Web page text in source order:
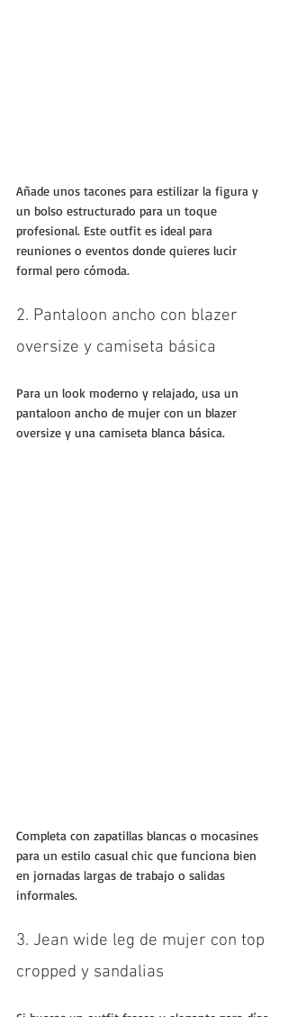
Añade unos tacones para estilizar la figura y
un bolso estructurado para un toque
profesional. Este outfit es ideal para
reuniones o eventos donde quieres lucir
formal pero cómoda.
2. Pantaloon ancho con blazer
oversize y camiseta básica
Para un look moderno y relajado, usa un
pantaloon ancho de mujer con un blazer
oversize y una camiseta blanca básica.
Completa con zapatillas blancas o mocasines
para un estilo casual chic que funciona bien
en jornadas largas de trabajo o salidas
informales.
3. Jean wide leg de mujer con top
cropped y sandalias